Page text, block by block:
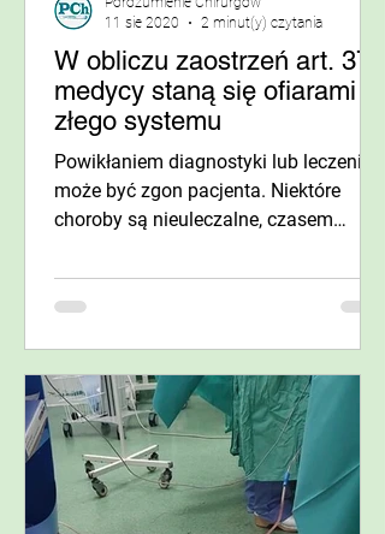
W obliczu zaostrzeń art. 37a
medycy staną się ofiarami
złego systemu
Powikłaniem diagnostyki lub leczenia
może być zgon pacjenta. Niektóre
choroby są nieuleczalne, czasem
11 sie 2020
2 minut(y) czytania